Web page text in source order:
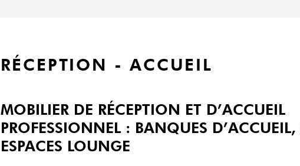
RÉCEPTION - ACCUEIL
MOBILIER DE RÉCEPTION ET D’ACCUEIL
PROFESSIONNEL: BANQUES D’ACCUEIL,
ESPACES LOUNGE